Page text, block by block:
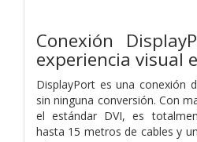
Conexión
experiencia visual
DisplayPort es una conexión
sin ninguna conversión. Con
el estándar DVI, es
hasta 15 metros de cables y